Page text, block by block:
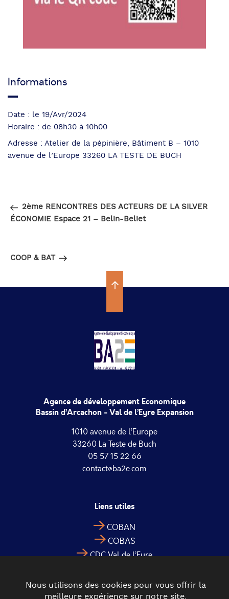
Informations
Date : le 19/Avr/2024
Horaire : de 08h30 à 10h00
Adresse : Atelier de la pépinière, Bâtiment B – 1010
avenue de l’Europe 33260 LA TESTE DE BUCH
l’article
précédent
2ème RENCONTRES DES ACTEURS DE LA SILVER
ÉCONOMIE Espace 21 – Belin-Beliet
suivant
COOP & BAT
Agence de développement Economique
Bassin d’Arcachon - Val de l’Eyre Expansion
1010 avenue de l’Europe
33260 La Teste de Buch
05 57 15 22 66
contact@ba2e.com
Liens utiles
COBAN
COBAS
CDC Val de l’Eyre
Nous utilisons des cookies pour vous offrir la
meilleure expérience sur notre site.